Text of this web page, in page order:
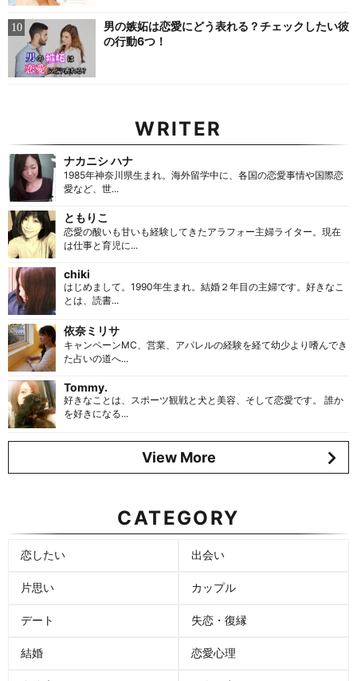
男の嫉妬は恋愛にどう表れる？チェックしたい彼
の行動6つ！
WRITER
ナカニシ ハナ
1985年神奈川県生まれ。海外留学中に、各国の恋愛事情や国際恋
愛など、世...
ともりこ
恋愛の酸いも甘いも経験してきたアラフォー主婦ライター。現在
は仕事と育児に...
chiki
はじめまして。1990年生まれ。結婚２年目の主婦です。好きなこ
とは、読書...
依奈ミリサ
キャンペーンMC、営業、アパレルの経験を経て幼少より嗜んでき
た占いの道へ...
Tommy.
好きなことは、スポーツ観戦と犬と美容、そして恋愛です。 誰か
を好きになる...
View More
CATEGORY
恋したい 出会い
片思い カップル
デート 失恋・復縁
結婚 恋愛心理